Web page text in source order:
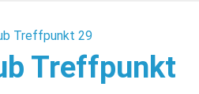
Treffpunkt